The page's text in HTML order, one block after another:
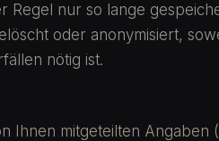
Regel nur so lange
oder anonymisiert,
nötig ist.
Ihnen mitgeteilten Angaben